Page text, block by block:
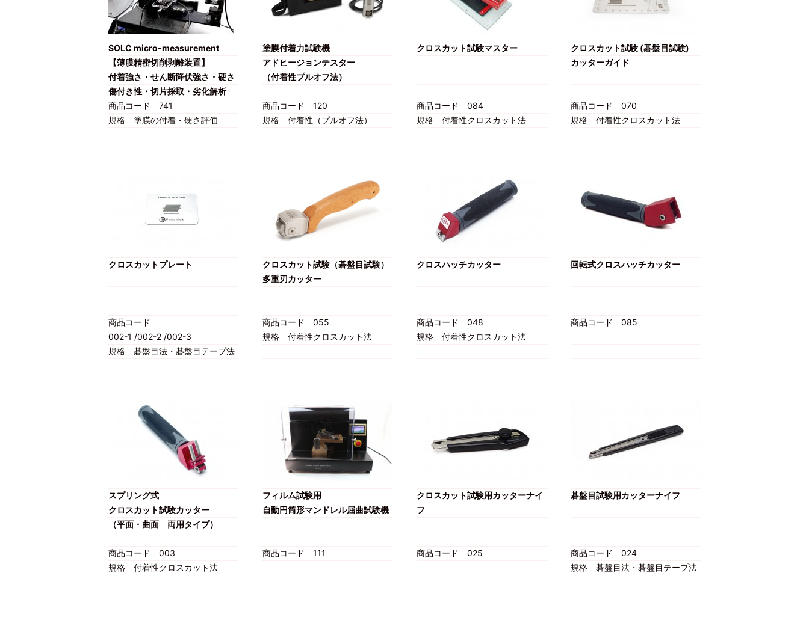
SOLC micro-measurement
【薄膜精密切削剥離装置】
付着強さ・せん断降伏強さ・硬さ
傷付き性・切片採取・劣化解析
商品コード
741
規格
塗膜の付着・硬さ評価
塗膜付着力試験機
アドヒージョンテスター
（付着性プルオフ法）
商品コード
120
規格
付着性（プルオフ法）
クロスカット試験マスター
商品コード
084
規格
付着性クロスカット法
クロスカット試験 (碁盤目試験)
カッターガイド
商品コード
070
規格
付着性クロスカット法
クロスカットプレート
商品コード
002-1 /002-2 /002-3
規格
碁盤目法・碁盤目テープ法
クロスカット試験（碁盤目試験）
多重刃カッター
商品コード
055
規格
付着性クロスカット法
クロスハッチカッター
商品コード
048
規格
付着性クロスカット法
回転式クロスハッチカッター
商品コード 085
スプリング式
クロスカット試験カッター
（平面・曲面 両用タイプ）
商品コード
003
規格
付着性クロスカット法
フィルム試験用
自動円筒形マンドレル屈曲試験機
商品コード 111
クロスカット試験用カッターナイ
フ
商品コード 025
碁盤目試験用カッターナイフ
商品コード
024
規格
碁盤目法・碁盤目テープ法